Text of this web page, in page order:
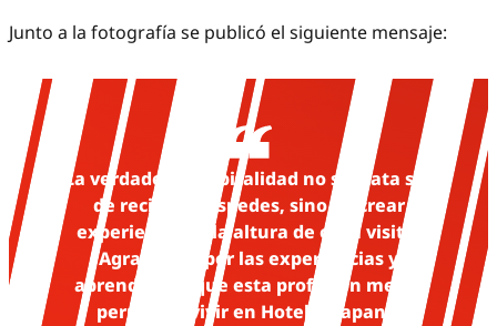
Junto a la fotografía se publicó el siguiente mensaje:
"La verdadera hospitalidad no se trata solo
de recibir huéspedes, sino de crear
experiencias a la altura de cada visita.
Agradecido por las experiencias y
aprendizajes que esta profesión me ha
permitido vivir en Hotel Ixtapan".